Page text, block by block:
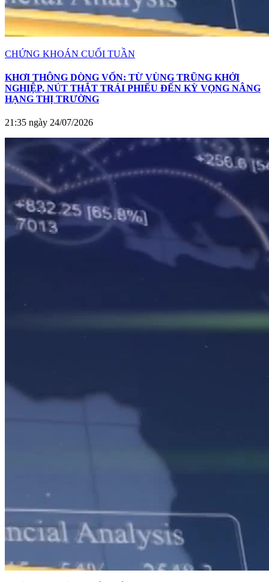
CHỨNG KHOÁN CUỐI TUẦN
KHƠI THÔNG DÒNG VỐN: TỪ VÙNG TRŨNG KHỞI
NGHIỆP, NÚT THẮT TRÁI PHIẾU ĐẾN KỲ VỌNG NÂNG
HẠNG THỊ TRƯỜNG
21:35 ngày 24/07/2026